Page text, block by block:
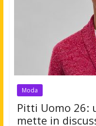
Moda
Pitti Uomo 26:
mette in